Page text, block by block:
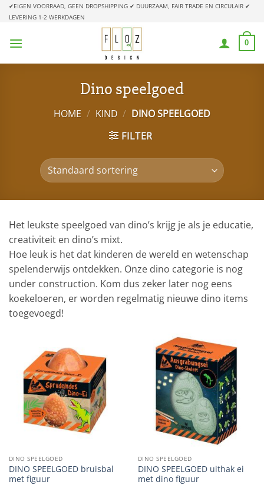
Ga
naar
✔EIGEN VOORRAAD, GEEN DROPSHIPPING ✔ DUURZAAM, FAIR TRADE EN CIRCULAIR ✔
LEVERING 1-2 WERKDAGEN
0
Dino speelgoed
HOME / KIND / DINO SPEELGOED
FILTER
Het leukste speelgoed van dino’s krijg je als je educatie,
creativiteit en dino’s mixt.
Hoe leuk is het dat kinderen de wereld en wetenschap
spelenderwijs ontdekken. Onze dino categorie is nog
under construction. Kom dus zeker later nog eens
koekeloeren, er worden regelmatig nieuwe dino items
toegevoegd!
DINO SPEELGOED
DINO SPEELGOED bruisbal
met figuur
DINO SPEELGOED
DINO SPEELGOED uithak ei
met dino figuur